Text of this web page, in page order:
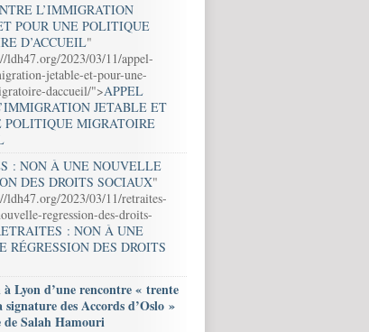
L’IMMIGRATION
POUR UNE POLITIQUE
D’ACCUEIL"
ldh47.org/2023/03/11/appel-
jetable-et-pour-une-
daccueil/">APPEL
JETABLE ET
POLITIQUE MIGRATOIRE
: NON À UNE NOUVELLE
DES DROITS SOCIAUX"
ldh47.org/2023/03/11/retraites-
regression-des-droits-
: NON À UNE
RÉGRESSION DES DROITS
Lyon d’une rencontre « trente
signature des Accords d’Oslo »
de Salah Hamouri